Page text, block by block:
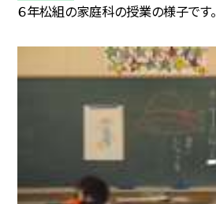
６年松組の家庭科の授業の様子です。